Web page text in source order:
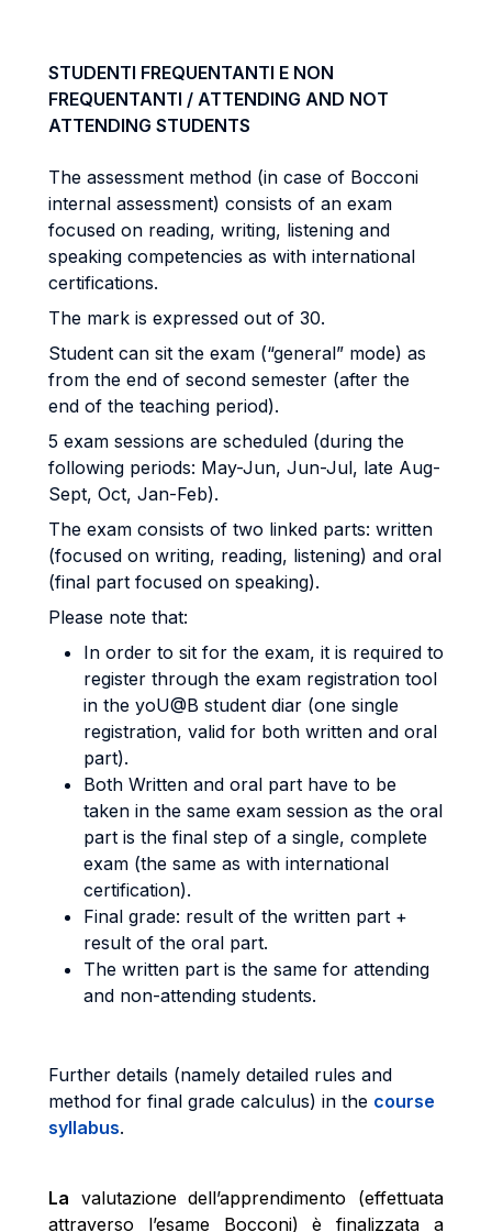
STUDENTI FREQUENTANTI E NON
FREQUENTANTI / ATTENDING AND NOT
ATTENDING STUDENTS
The assessment method (in case of Bocconi
internal assessment) consists of an exam
focused on reading, writing, listening and
speaking competencies as with international
certifications.
The mark is expressed out of 30.
Student can sit the exam (“general” mode) as
from the end of second semester (after the
end of the teaching period).
5 exam sessions are scheduled (during the
following periods: May-Jun, Jun-Jul, late Aug-
Sept, Oct, Jan-Feb).
The exam consists of two linked parts: written
(focused on writing, reading, listening) and oral
(final part focused on speaking).
Please note that:
In order to sit for the exam, it is required to
register through the exam registration tool
in the yoU@B student diar (one single
registration, valid for both written and oral
part).
Both Written and oral part have to be
taken in the same exam session as the oral
part is the final step of a single, complete
exam (the same as with international
certification).
Final grade: result of the written part +
result of the oral part.
The written part is the same for attending
and non-attending students.
Further details (namely detailed rules and
method for final grade calculus) in the course
syllabus.
La valutazione dell’apprendimento (effettuata
attraverso l’esame Bocconi) è finalizzata a